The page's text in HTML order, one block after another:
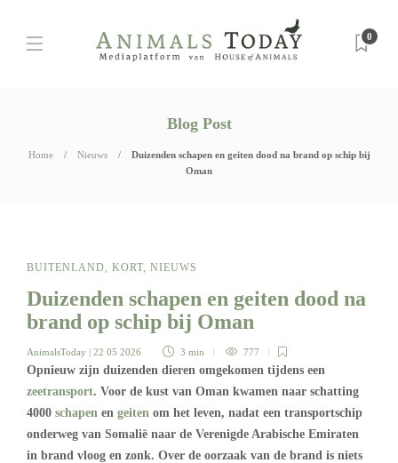
0
Blog Post
Home Nieuws
Duizenden schapen en geiten dood na brand op schip bij
Oman
BUITENLAND, KORT, NIEUWS
Duizenden schapen en geiten dood na
brand op schip bij Oman
AnimalsToday | 22 05 2026 3 min 777
Opnieuw zijn duizenden dieren omgekomen tijdens een
zeetransport. Voor de kust van Oman kwamen naar schatting
4000 schapen en geiten om het leven, nadat een transportschip
onderweg van Somalië naar de Verenigde Arabische Emiraten
in brand vloog en zonk. Over de oorzaak van de brand is niets